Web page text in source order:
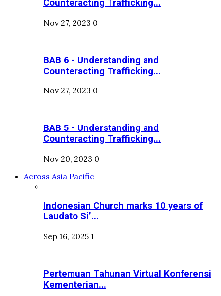
Counteracting Trafficking...
Nov 27, 2023 0
BAB 6 - Understanding and
Counteracting Trafficking...
Nov 27, 2023 0
BAB 5 - Understanding and
Counteracting Trafficking...
Nov 20, 2023 0
Across Asia Pacific
Indonesian Church marks 10 years of
Laudato Si’...
Sep 16, 2025 1
Pertemuan Tahunan Virtual Konferensi
Kementerian...